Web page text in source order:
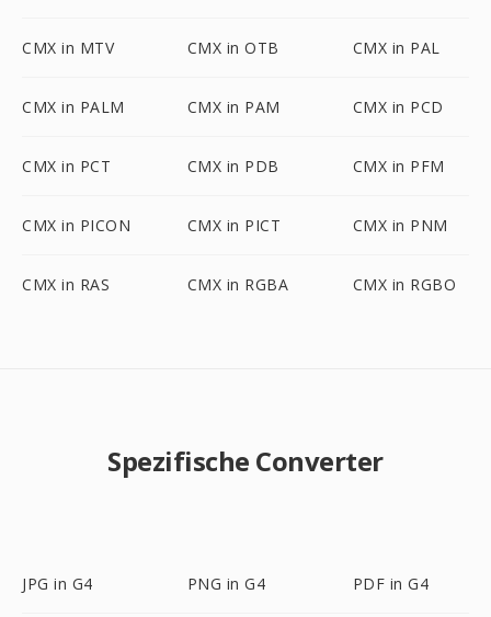
CMX in MTV CMX in OTB CMX in PAL
CMX in PALM CMX in PAM CMX in PCD
CMX in PCT CMX in PDB CMX in PFM
CMX in PICON CMX in PICT CMX in PNM
CMX in RAS CMX in RGBA CMX in RGBO
Spezifische Converter
JPG in G4 PNG in G4 PDF in G4